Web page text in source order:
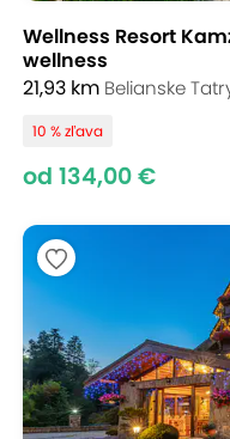
Wellness Resort
wellness
21,93 km Belianske
10 % zľava
od 134,00 €